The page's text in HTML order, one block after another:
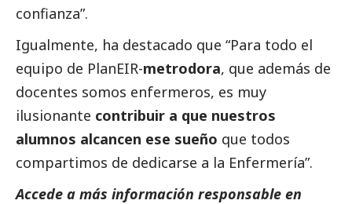
confianza”.
Igualmente, ha destacado que “Para todo el
equipo de PlanEIR-metrodora, que además de
docentes somos enfermeros, es muy
ilusionante contribuir a que nuestros
alumnos alcancen ese sueño que todos
compartimos de dedicarse a la Enfermería”.
Accede a más información responsable en